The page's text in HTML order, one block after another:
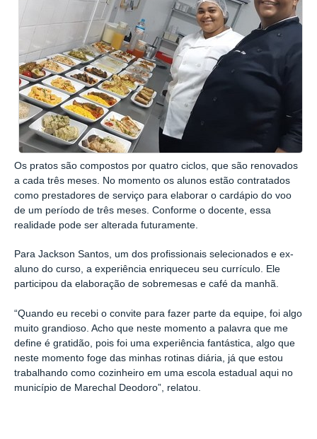
Os pratos são compostos por quatro ciclos, que são renovados
a cada três meses. No momento os alunos estão contratados
como prestadores de serviço para elaborar o cardápio do voo
de um período de três meses. Conforme o docente, essa
realidade pode ser alterada futuramente.
Para Jackson Santos, um dos profissionais selecionados e ex-
aluno do curso, a experiência enriqueceu seu currículo. Ele
participou da elaboração de sobremesas e café da manhã.
“Quando eu recebi o convite para fazer parte da equipe, foi algo
muito grandioso. Acho que neste momento a palavra que me
define é gratidão, pois foi uma experiência fantástica, algo que
neste momento foge das minhas rotinas diária, já que estou
trabalhando como cozinheiro em uma escola estadual aqui no
município de Marechal Deodoro”, relatou.